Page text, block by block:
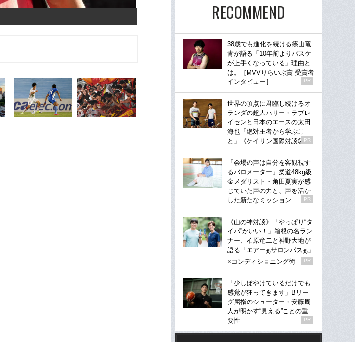
RECOMMEND
38歳でも進化を続ける篠山竜
青が語る「10年前よりバスケ
が上手くなっている」理由と
は。［MVVりらいぶ賞 受賞者
インタビュー］
PR
世界の頂点に君臨し続けるオ
ランダの超人ハリー・ラブレ
イセンと日本のエースの太田
海也「絶対王者から学ぶこ
と」《ケイリン国際対談②》
PR
「会場の声は自分を客観視す
るバロメーター」柔道48kg級
金メダリスト・角田夏実が感
じていた声の力と、声を活か
した新たなミッション
PR
《山の神対談》「やっぱり“タ
イパ”がいい！」箱根の名ラン
ナー、柏原竜二と神野大地が
語る「エアー®サロンパス® 」
×コンディショニング術
PR
「少しぼやけているだけでも
感覚が狂ってきます」Bリー
グ屈指のシューター・安藤周
人が明かす“見える”ことの重
要性
PR